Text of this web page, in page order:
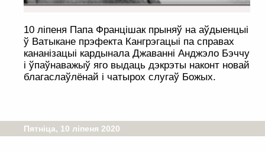
10 ліпеня Папа Францішак прыняў на аўдыенцыі
ў Ватыкане прэфекта Кангрэгацыі па справах
кананізацыі кардынала Джаванні Анджэло Бэччу
і ўпаўнаважыў яго выдаць дэкрэты наконт новай
благаслаўлёнай і чатырох слугаў Божых.
Пятніца, 10 ліпеня 2020